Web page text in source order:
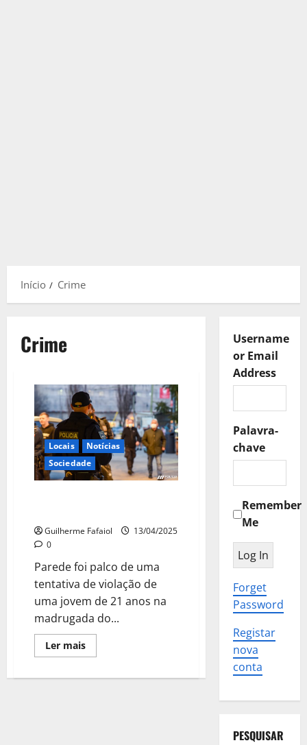
Início Crime
Crime
Locais
Notícias
Sociedade
Guilherme Fafaiol
13/04/2025
0
Parede foi palco de uma
tentativa de violação de
uma jovem de 21 anos na
madrugada do...
Ler maisLeia
mais
de
Username
or Email
Address
Palavra-
chave
Remember
Me
Forget
Password
Registar
nova
conta
PESQUISAR